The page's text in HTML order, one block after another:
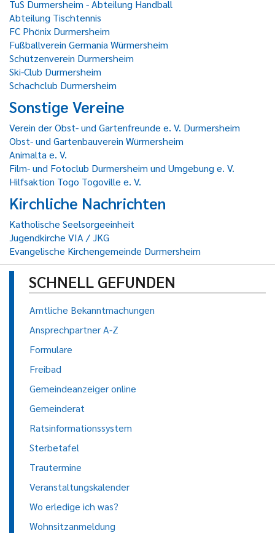
TuS Durmersheim - Abteilung Handball
Abteilung Tischtennis
FC Phönix Durmersheim
Fußballverein Germania Würmersheim
Schützenverein Durmersheim
Ski-Club Durmersheim
Schachclub Durmersheim
Sonstige Vereine
Verein der Obst- und Gartenfreunde e. V. Durmersheim
Obst- und Gartenbauverein Würmersheim
Animalta e. V.
Film- und Fotoclub Durmersheim und Umgebung e. V.
Hilfsaktion Togo Togoville e. V.
Kirchliche Nachrichten
Katholische Seelsorgeeinheit
Jugendkirche VIA / JKG
Evangelische Kirchengemeinde Durmersheim
SCHNELL GEFUNDEN
Amtliche Bekanntmachungen
Ansprechpartner A-Z
Formulare
Freibad
Gemeindeanzeiger online
Gemeinderat
Ratsinformationssystem
Sterbetafel
Trautermine
Veranstaltungskalender
Wo erledige ich was?
Wohnsitzanmeldung